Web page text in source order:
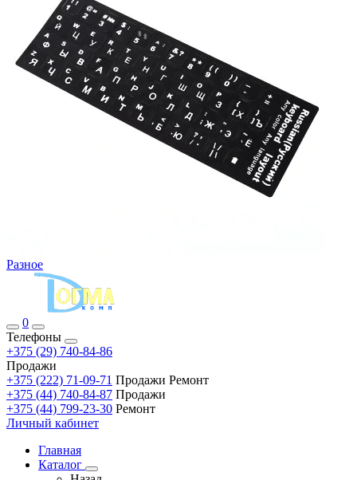
Разное
0
Телефоны
+375 (29) 740-84-86
Продажи
+375 (222) 71-09-71 Продажи Ремонт
+375 (44) 740-84-87 Продажи
+375 (44) 799-23-30 Ремонт
Личный кабинет
Главная
Каталог